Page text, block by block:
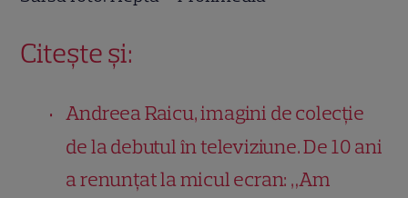
Citește și:
Andreea Raicu, imagini de colecție
de la debutul în televiziune. De 10 ani
a renunțat la micul ecran: „Am